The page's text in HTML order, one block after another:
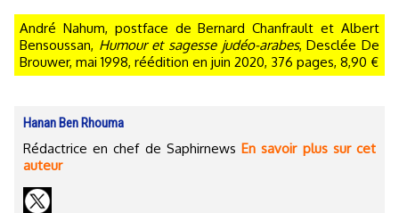
André Nahum, postface de Bernard Chanfrault et Albert
Bensoussan, Humour et sagesse judéo-arabes, Desclée De
Brouwer, mai 1998, réédition en juin 2020, 376 pages, 8,90 €
Hanan Ben Rhouma
Rédactrice en chef de SaphirnewsEn savoir plus sur cet
auteur